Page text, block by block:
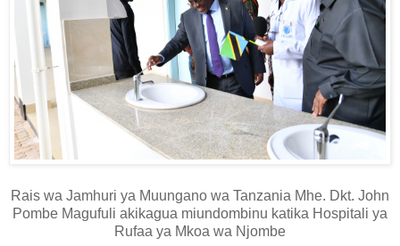
Rais wa Jamhuri ya Muungano wa Tanzania Mhe. Dkt. John
Pombe Magufuli akikagua miundombinu katika Hospitali ya
Rufaa ya Mkoa wa Njombe